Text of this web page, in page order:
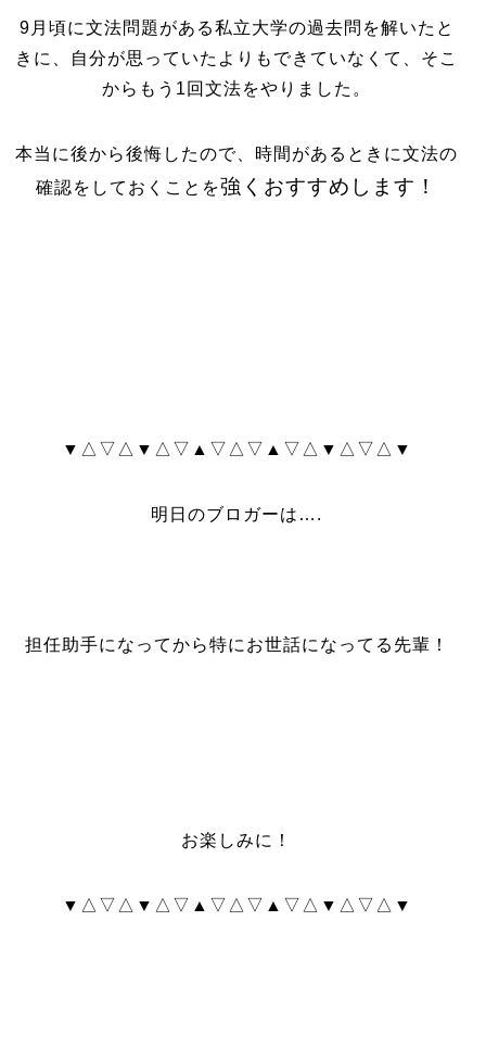
9月頃に文法問題がある私立大学の過去問を解いたと
きに、自分が思っていたよりもできていなくて、そこ
からもう1回文法をやりました。
本当に後から後悔したので、時間があるときに文法の
確認をしておくことを強くおすすめします！
▼△▽△▼△▽▲▽△▽▲▽△▼△▽△▼
明日のブロガーは….
担任助手になってから特にお世話になってる先輩！
お楽しみに！
▼△▽△▼△▽▲▽△▽▲▽△▼△▽△▼